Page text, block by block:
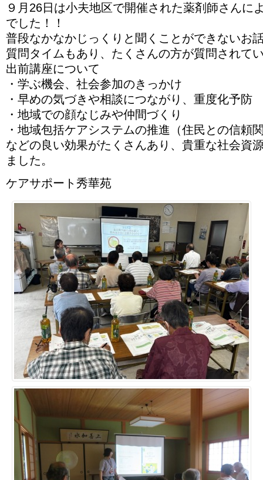
９月26日は小夫地区で開催された薬剤師さんに
でした！！
普段なかなかじっくりと聞くことができないお
質問タイムもあり、たくさんの方が質問されて
出前講座について
・学ぶ機会、社会参加のきっかけ
・早めの気づきや相談につながり、重度化予防
・地域での顔なじみや仲間づくり
・地域包括ケアシステムの推進（住民との信頼
などの良い効果がたくさんあり、貴重な社会資
ました。
ケアサポート秀華苑